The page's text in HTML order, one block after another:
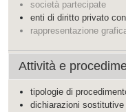
società partecipate
enti di diritto privato
rappresentazione
Attività e
tipologie di
dichiarazioni